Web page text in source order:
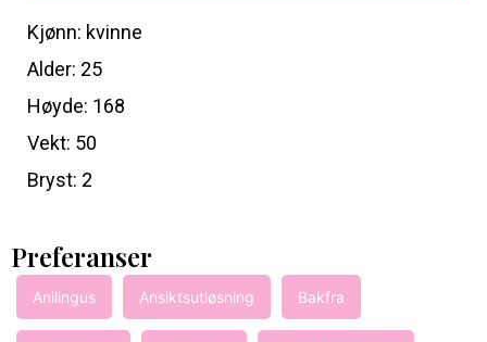
Kjønn: kvinne
Alder: 25
Høyde: 168
Vekt: 50
Bryst: 2
Preferanser
Anilingus Ansiktsutløsning Bakfra